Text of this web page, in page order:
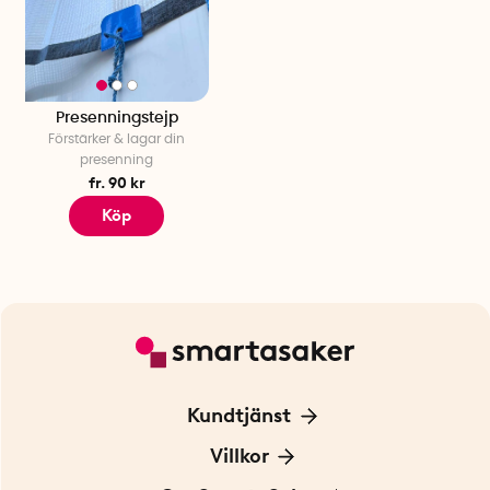
Presenningstejp
Förstärker & lagar din
presenning
fr. 90 kr
Köp
Kundtjänst
Kontakta oss
Villkor